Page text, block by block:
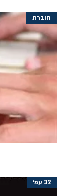
חוברת
32 עמ'